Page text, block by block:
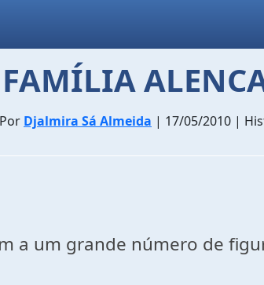
FAMÍLIA
Por Djalmira Sá Almeida | 17/05/2010 |
a um grande número de